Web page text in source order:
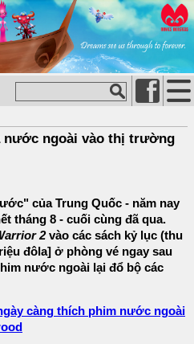
nước ngoài vào thị trường
của Trung Quốc - năm nay
tháng 8 - cuối cùng đã qua.
2vào các sách kỷ lục (thu
đôla] ở phòng vé ngay sau
nước ngoài lại đổ bộ các
càng thích phim nước ngoài